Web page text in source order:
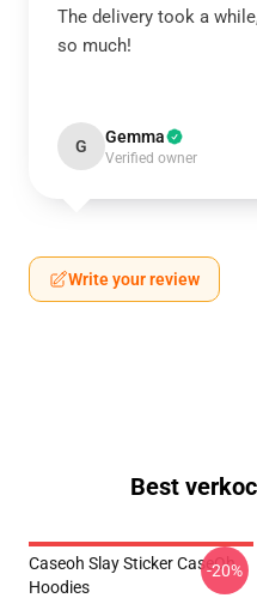
The delivery took a
so much!
G Gemma
Verified owner
Write your review
Best
Caseoh Slay Sticker CaseOh
Hoodies
-20%